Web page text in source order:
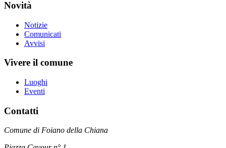
Novità
Notizie
Comunicati
Avvisi
Vivere il comune
Luoghi
Eventi
Contatti
Comune di Foiano della Chiana